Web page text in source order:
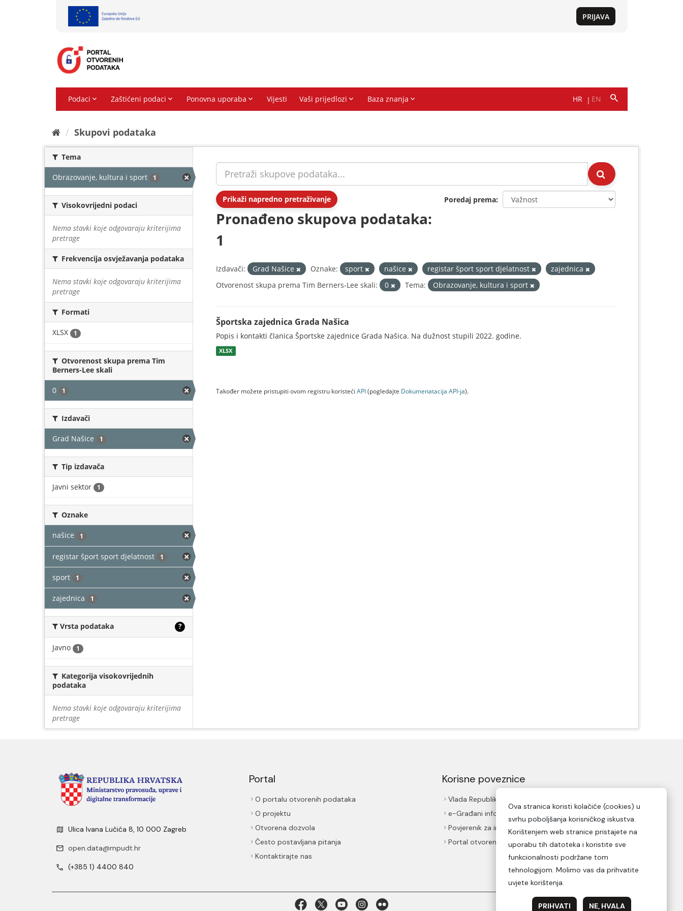
Skupovi podаtаkа
Tema
Obrazovanje, kultura i sport 1
Visokovrijedni podaci
Nema stavki koje odgovaraju kriterijima
pretrage
Frekvencija osvježavanja podataka
Nema stavki koje odgovaraju kriterijima
pretrage
Formati
XLSX 1
Otvorenost skupa prema Tim
Berners-Lee skali
0 1
Izdavači
Grad Našice 1
Tip izdavača
Javni sektor 1
Oznake
našice 1
registar šport sport djelatnost 1
sport 1
zajednica 1
Vrsta podataka ?
Javno 1
Kategorija visokovrijednih
podataka
Nema stavki koje odgovaraju kriterijima
pretrage
Prikaži napredno pretraživanje Poredaj prema
Pronađeno skupova podataka:
1
Izdavači: Grad Našice Oznake: sport našice registar šport sport djelatnost
zajednica
Otvorenost skupa prema Tim Berners-Lee skali:
0 Tema: Obrazovanje, kultura i sport
Športska zajednica Grada Našica
Popis i kontakti članica Športske zajednice Grada Našica. Na dužnost stupili 2022. godine.
XLSX
Također možete pristupiti ovom registru koristeći API(pogledajte Dokumenаtаcijа API-jа).